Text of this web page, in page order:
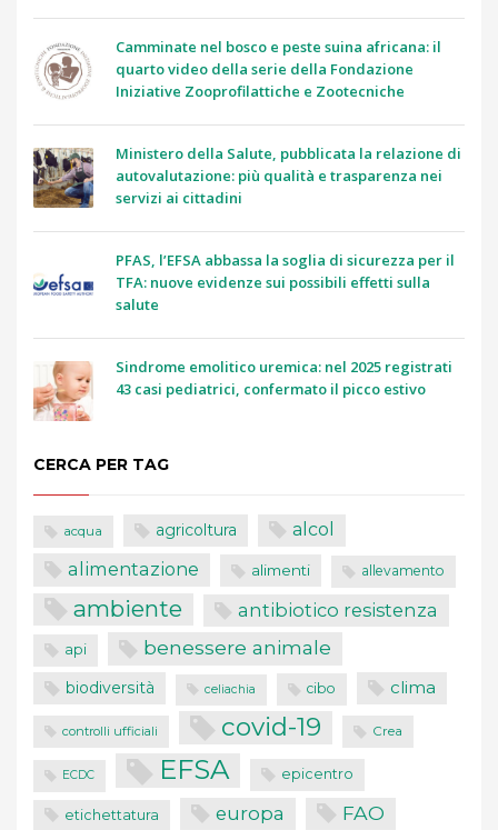
Camminate nel bosco e peste suina africana: il
quarto video della serie della Fondazione
Iniziative Zooprofilattiche e Zootecniche
Ministero della Salute, pubblicata la relazione di
autovalutazione: più qualità e trasparenza nei
servizi ai cittadini
PFAS, l’EFSA abbassa la soglia di sicurezza per il
TFA: nuove evidenze sui possibili effetti sulla
salute
Sindrome emolitico uremica: nel 2025 registrati
43 casi pediatrici, confermato il picco estivo
CERCA PER TAG
acqua agricoltura alcol
alimentazione alimenti allevamento
ambiente antibiotico resistenza
api benessere animale
biodiversità celiachia cibo clima
controlli ufficiali covid-19 Crea
ECDC EFSA epicentro
etichettatura europa FAO